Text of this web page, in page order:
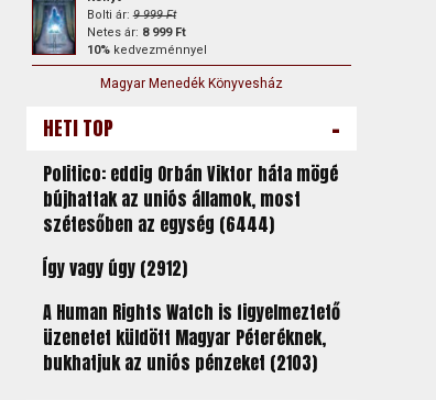
Bolti ár:9 999 Ft
Netes ár: 8 999 Ft
10%kedvezménnyel
Magyar Menedék Könyvesház
HETI TOP -
Politico: eddig Orbán Viktor háta mögé
bújhattak az uniós államok, most
szétesőben az egység (6444)
Így vagy úgy (2912)
A Human Rights Watch is figyelmeztető
üzenetet küldött Magyar Péteréknek,
bukhatjuk az uniós pénzeket (2103)